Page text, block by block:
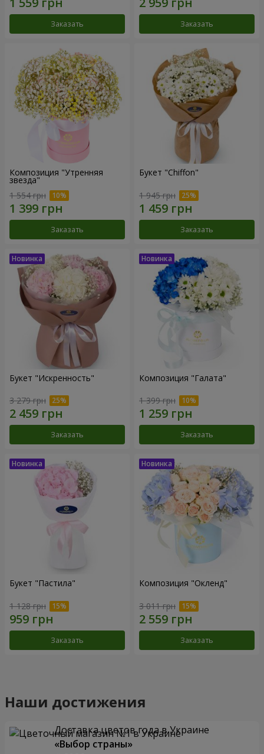
Заказать Заказать
Композиция "Утренняя
звезда"
1 554 грн
Заказать
Букет "Chiffon"
1 945 грн
Заказать
Букет "Искренность"
3 279 грн
Заказать
Композиция "Галата"
1 399 грн
Заказать
Букет "Пастила"
1 128 грн
Заказать
Композиция "Окленд"
3 011 грн
Заказать
Наши достижения
Доставка цветов года в Украине
«Выбор страны»